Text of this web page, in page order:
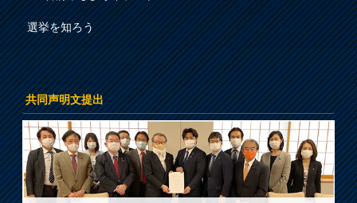
選挙を知ろう
共同声明文提出